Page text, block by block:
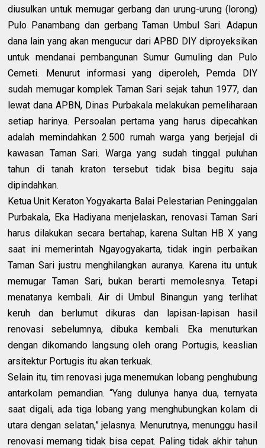
diusulkan untuk memugar gerbang dan urung-urung (lorong)
Pulo Panambang dan gerbang Taman Umbul Sari. Adapun
dana lain yang akan mengucur dari APBD DIY diproyeksikan
untuk mendanai pembangunan Sumur Gumuling dan Pulo
Cemeti. Menurut informasi yang diperoleh, Pemda DIY
sudah memugar komplek Taman Sari sejak tahun 1977, dan
lewat dana APBN, Dinas Purbakala melakukan pemeliharaan
setiap harinya. Persoalan pertama yang harus dipecahkan
adalah memindahkan 2.500 rumah warga yang berjejal di
kawasan Taman Sari. Warga yang sudah tinggal puluhan
tahun di tanah kraton tersebut tidak bisa begitu saja
dipindahkan.
Ketua Unit Keraton Yogyakarta Balai Pelestarian Peninggalan
Purbakala, Eka Hadiyana menjelaskan, renovasi Taman Sari
harus dilakukan secara bertahap, karena Sultan HB X yang
saat ini memerintah Ngayogyakarta, tidak ingin perbaikan
Taman Sari justru menghilangkan auranya. Karena itu untuk
memugar Taman Sari, bukan berarti memolesnya. Tetapi
menatanya kembali. Air di Umbul Binangun yang terlihat
keruh dan berlumut dikuras dan lapisan-lapisan hasil
renovasi sebelumnya, dibuka kembali. Eka menuturkan
dengan dikomando langsung oleh orang Portugis, keaslian
arsitektur Portugis itu akan terkuak.
Selain itu, tim renovasi juga menemukan lobang penghubung
antarkolam pemandian. “Yang dulunya hanya dua, ternyata
saat digali, ada tiga lobang yang menghubungkan kolam di
utara dengan selatan,” jelasnya. Menurutnya, menunggu hasil
renovasi memang tidak bisa cepat. Paling tidak akhir tahun